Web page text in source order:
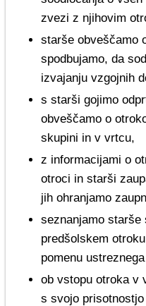
zvezi z njihovim
starše obveščamo
spodbujamo, da
izvajanju vzgojnih
s starši gojimo
obveščamo o
skupini in v vrtcu,
z informacijami o
otroci in starši
jih ohranjamo
seznanjamo
predšolskem
pomenu
ob vstopu otroka v
s svojo